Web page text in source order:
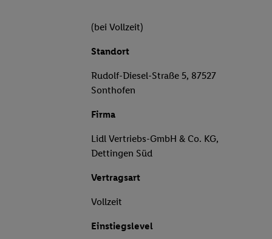
(bei Vollzeit)
Standort
Rudolf-Diesel-Straße 5, 87527
Sonthofen
Firma
Lidl Vertriebs-GmbH & Co. KG,
Dettingen Süd
Vertragsart
Vollzeit
Einstiegslevel